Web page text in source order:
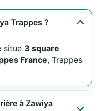
Trappes ?
situe 3 square
France, Trappes
à Zawiya